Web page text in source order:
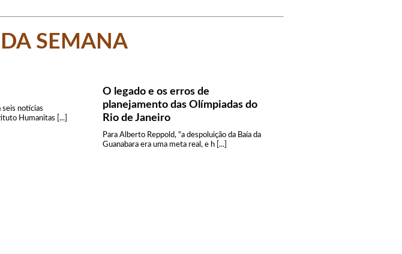
DA SEMANA
notícias
Humanitas [...]
O legado e os erros de
planejamento das Olímpiadas do
Rio de Janeiro
Para Alberto Reppold, “a despoluição da Baía da
Guanabara era uma meta real, e h [...]